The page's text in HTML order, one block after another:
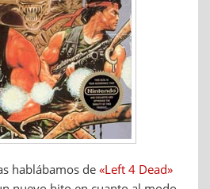
hablábamos de «Left 4 Dead»